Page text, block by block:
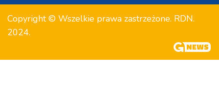
Copyright © Wszelkie prawa zastrzeżone. RDN.
2024.